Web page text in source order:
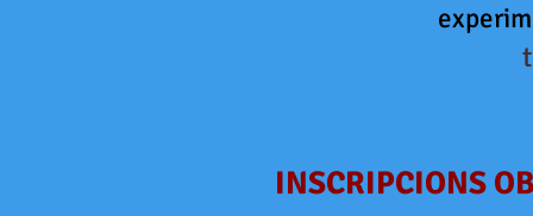
INSCRIPCIONS